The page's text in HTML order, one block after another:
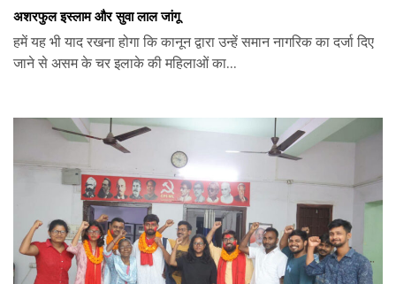
अशरफुल इस्लाम और सुवा लाल जांगू
हमें यह भी याद रखना होगा कि कानून द्वारा उन्हें समान नागरिक का दर्जा दिए
जाने से असम के चर इलाके की महिलाओं का...